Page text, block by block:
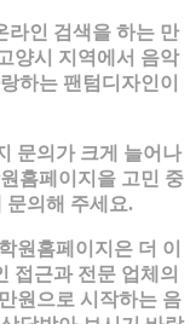
라인 검색을 하는 만
양시 지역에서 음악
하는 팬텀디자인이
문의가 크게 늘어나
홈페이지을 고민 중
문의해 주세요.
원홈페이지은 더 이
접근과 전문 업체의
원으로 시작하는 음